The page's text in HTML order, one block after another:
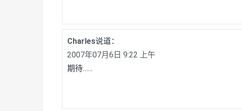
Charles说道：
2007年07月6日 9:22 上午
期待……